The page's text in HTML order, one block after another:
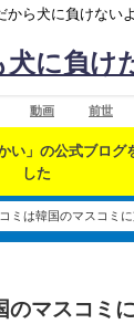
から犬に負けない
犬に負け
動画 前世
い」の公式ブログ
した
ミは韓国のマスコミ
のマスコミ